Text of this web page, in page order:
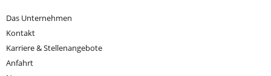
Das Unternehmen
Kontakt
Karriere & Stellenangebote
Anfahrt